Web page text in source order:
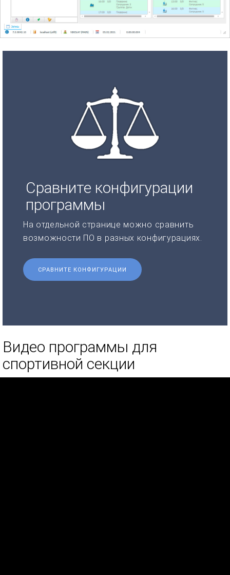
Сравните конфигурации
программы
На отдельной странице можно сравнить
возможности ПО в разных конфигурациях.
СРАВНИТЕ КОНФИГУРАЦИИ
Видео программы для
спортивной секции